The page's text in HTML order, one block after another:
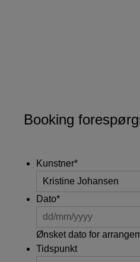
Booking
Kunstner*
Dato*
Ønsket dato for
Tidspunkt